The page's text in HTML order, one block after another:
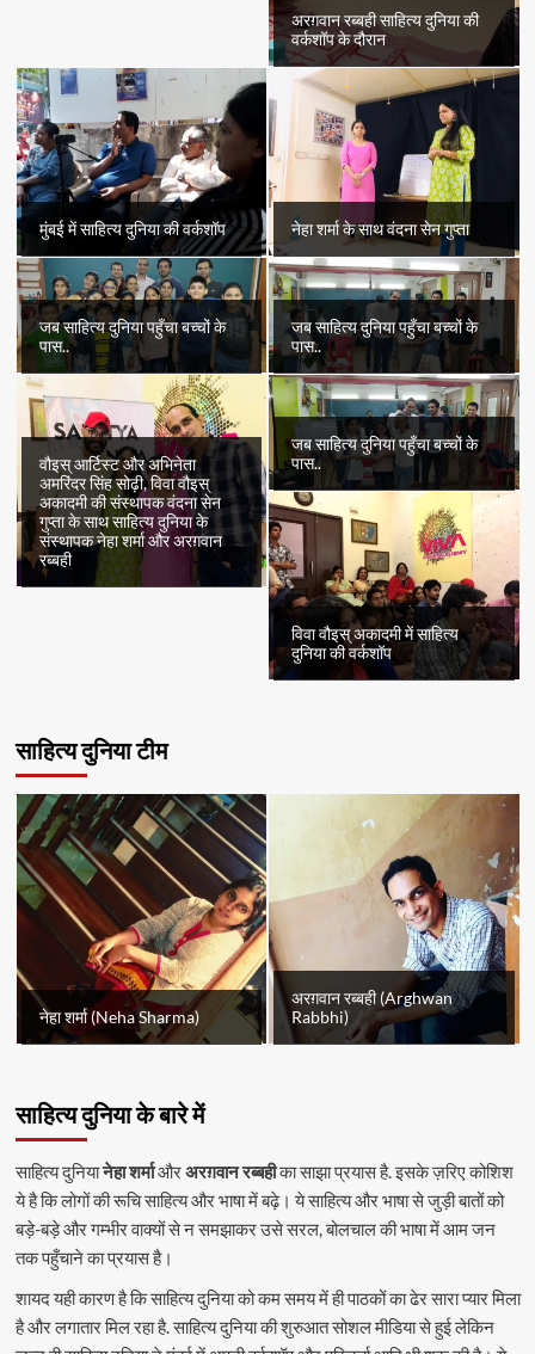
अरग़वान रब्बही साहित्य दुनिया की
वर्कशॉप के दौरान
मुंबई में साहित्य दुनिया की वर्कशॉप नेहा शर्मा के साथ वंदना सेन गुप्ता
जब साहित्य दुनिया पहुँचा बच्चों के
पास..
जब साहित्य दुनिया पहुँचा बच्चों के
पास..
वौइस् आर्टिस्ट और अभिनेता
अमरिंदर सिंह सोढ़ी, विवा वौइस्
अकादमी की संस्थापक वंदना सेन
गुप्ता के साथ साहित्य दुनिया के
संस्थापक नेहा शर्मा और अरग़वान
रब्बही
जब साहित्य दुनिया पहुँचा बच्चों के
पास..
विवा वौइस् अकादमी में साहित्य
दुनिया की वर्कशॉप
साहित्य दुनिया टीम
नेहा शर्मा (Neha Sharma)
अरग़वान रब्बही (Arghwan
Rabbhi)
साहित्य दुनिया के बारे में
साहित्य दुनियानेहा शर्माऔरअरग़वान रब्बहीका साझा प्रयास है. इसके ज़रिए कोशिश
ये है कि लोगों की रूचि साहित्य और भाषा में बढ़े। ये साहित्य और भाषा से जुड़ी बातों को
बड़े-बड़े और गम्भीर वाक्यों से न समझाकर उसे सरल, बोलचाल की भाषा में आम जन
तक पहुँचाने का प्रयास है।
शायद यही कारण है कि साहित्य दुनिया को कम समय में ही पाठकों का ढेर सारा प्यार मिला
है और लगातार मिल रहा है. साहित्य दुनिया की शुरुआत सोशल मीडिया से हुई लेकिन